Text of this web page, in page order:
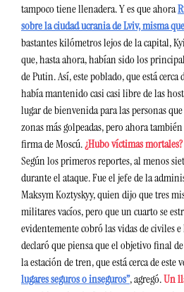
tampoco tiene llenadera. Y es que ahora
sobre la ciudad ucrania de Lviv, misma
bastantes kilómetros lejos de la capital,
que, hasta ahora, habían sido los
de Putin. Así, este poblado, que está
había mantenido casi casi libre de las
lugar de bienvenida para las personas
zonas más golpeadas, pero ahora
firma de Moscú. ¿Hubo víctimas mortales?
Según los primeros reportes, al menos
durante el ataque. Fue el jefe de la
Maksym Koztyskyy, quien dijo que tres
militares vacíos, pero que un cuarto se
evidentemente cobró las vidas de civiles
declaró que piensa que el objetivo final
la estación de tren, que está cerca de este
lugares seguros o inseguros”, agregó. Un